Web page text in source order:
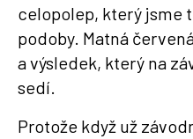
celopolep, který jsme
podoby. Matná
a výsledek, který na
sedí.
Protože když už